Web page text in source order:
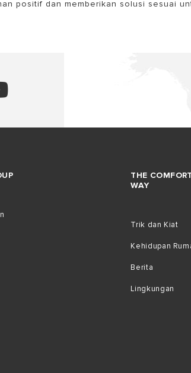
positif dan memberikan solusi sesuai
THE COMFORT
WAY
Trik dan Kiat
Kehidupan
Berita
Lingkungan